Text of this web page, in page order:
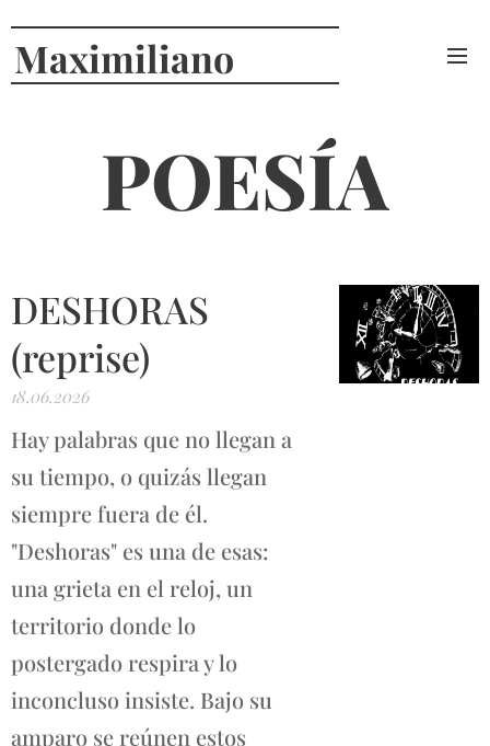
Maximiliano
POESÍA
DESHORAS
(reprise)
18.06.2026
Hay palabras que no llegan a
su tiempo, o quizás llegan
siempre fuera de él.
"Deshoras" es una de esas:
una grieta en el reloj, un
territorio donde lo
postergado respira y lo
inconcluso insiste. Bajo su
amparo se reúnen estos